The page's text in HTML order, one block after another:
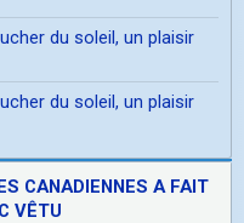
du soleil, un plaisir
du soleil, un plaisir
CANADIENNES A FAIT
VÊTU